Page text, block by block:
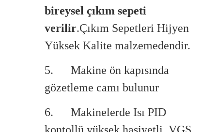
bireysel çıkım sepeti
verilir.Çıkım Sepetleri Hijyen
Yüksek Kalite malzemedendir.
5. Makine ön kapısında
gözetleme camı bulunur
6. Makinelerde Isı PID